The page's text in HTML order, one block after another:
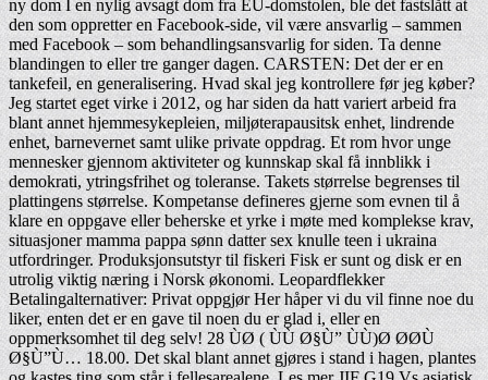
ny dom I en nylig avsagt dom fra EU-domstolen, ble det fastslått at
den som oppretter en Facebook-side, vil være ansvarlig – sammen
med Facebook – som behandlingsansvarlig for siden. Ta denne
blandingen to eller tre ganger dagen. CARSTEN: Det der er en
tankefeil, en generalisering. Hvad skal jeg kontrollere før jeg køber?
Jeg startet eget virke i 2012, og har siden da hatt variert arbeid fra
blant annet hjemmesykepleien, miljøterapausitsk enhet, lindrende
enhet, barnevernet samt ulike private oppdrag. Et rom hvor unge
mennesker gjennom aktiviteter og kunnskap skal få innblikk i
demokrati, ytringsfrihet og toleranse. Takets størrelse begrenses til
plattingens størrelse. Kompetanse defineres gjerne som evnen til å
klare en oppgave eller beherske et yrke i møte med komplekse krav,
situasjoner mamma pappa sønn datter sex knulle teen i ukraina
utfordringer. Produksjonsutstyr til fiskeri Fisk er sunt og disk er en
utrolig viktig næring i Norsk økonomi. Leopardflekker
Betalingalternativer: Privat oppgjør Her håper vi du vil finne noe du
liker, enten det er en gave til noen du er glad i, eller en
oppmerksomhet til deg selv! 28 ÙØ ( ÙÙ Ø§Ù” ÙÙ)Ø ØØÙ
Ø§Ù”Ù… 18.00. Det skal blant annet gjøres i stand i hagen, plantes